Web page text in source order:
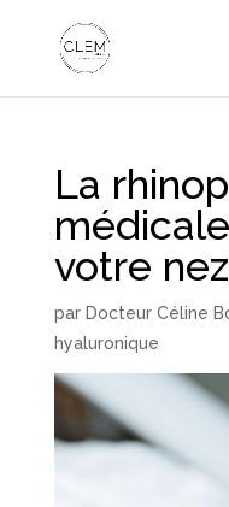
La
votre
par Docteur Céline
hyaluronique